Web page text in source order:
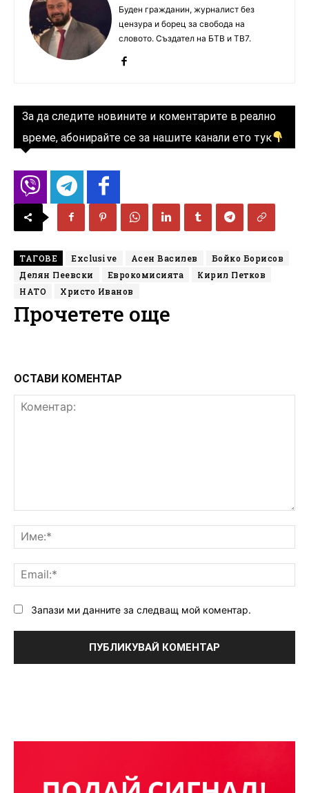
Буден гражданин, журналист без
цензура и борец за свобода на
словото. Създател на БТВ и ТВ7.
За да следите новините и коментарите в реално
време, абонирайте се за нашите канали ето тук
ТАГОВЕ Exclusive Асен Василев
Бойко Борисов
Делян Пеевски
Еврокомисията
Кирил Петков
НАТО
Христо Иванов
Прочетете още
ОСТАВИ КОМЕНТАР
Запази ми данните за следващ мой коментар.